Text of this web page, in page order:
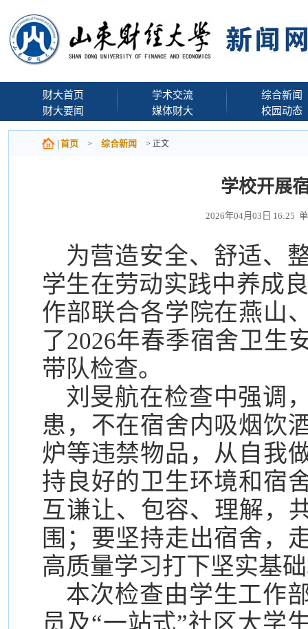
财大首页
财大要闻
学术交流
媒体财大
综合新闻
校园动态
首页 > 综合新闻 > 正文
学校开展
2026年04月03日 16:25
为营造安全、舒适、
学生在劳动实践中养成
作部联合各学院在燕山
了2026年春季宿舍卫生
带队检查。
刘旻航在检查中强调
患，不在宿舍内吸烟饮
炉等违禁物品，从自我
持良好的卫生环境和宿
互谦让、包容、理解，
围；要坚持走出宿舍，
高质量学习打下坚实基
本次检查由学生工作
员及“一站式”社区大学